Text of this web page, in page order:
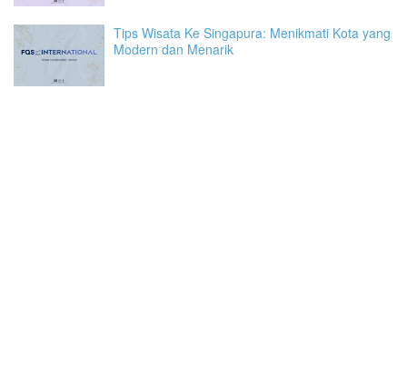
Tips Wisata Ke Singapura: Menikmati Kota yang
Modern dan Menarik